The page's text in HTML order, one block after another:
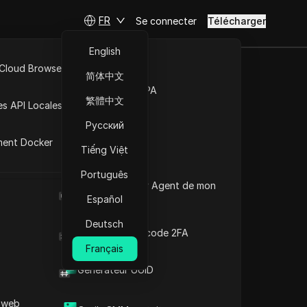
Marché de la RPA
Quel est le User Agent de mon
navigateur
Générateur de code 2FA
Générateur UUID
Browser MCP
API Locales
Docker
FR
English
简体中文
繁體中文
Русский
Tiếng Việt
Português
Español
Deutsch
Français
Se connecter Télécharger
en
la
Poser des questions
Ouvrir dans ChatGPT
Poser des questions sur cette page
Ouvrir dans Claude
Poser des questions sur cette page